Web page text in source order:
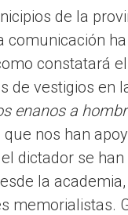
de la
constatará
de vestigios en
enanos a
nos han
dictador se
la
memorialistas.